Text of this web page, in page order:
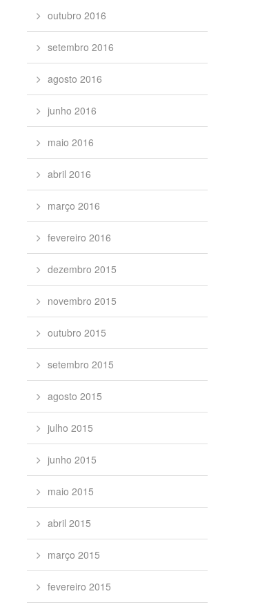
outubro 2016
setembro 2016
agosto 2016
junho 2016
maio 2016
abril 2016
março 2016
fevereiro 2016
dezembro 2015
novembro 2015
outubro 2015
setembro 2015
agosto 2015
julho 2015
junho 2015
maio 2015
abril 2015
março 2015
fevereiro 2015